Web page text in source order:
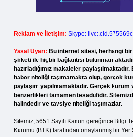
Reklam ve İletişim: Skype:
Yasal Uyarı: Bu internet sitesi, herhangi
şirketi ile hiçbir bağlantısı
hazırladığımız makaleler
haber niteliği taşımamakta olup, gerçek
paylaşım yapılmamaktadır. Gerçek
benzerlikleri tamamen tesadüfidir.
halindedir ve tavsiye niteliği taşımazlar.
Sitemiz, 5651 Sayılı Kanun gereğince Bilgi
Kurumu (BTK) tarafından onaylanmış bir Yer